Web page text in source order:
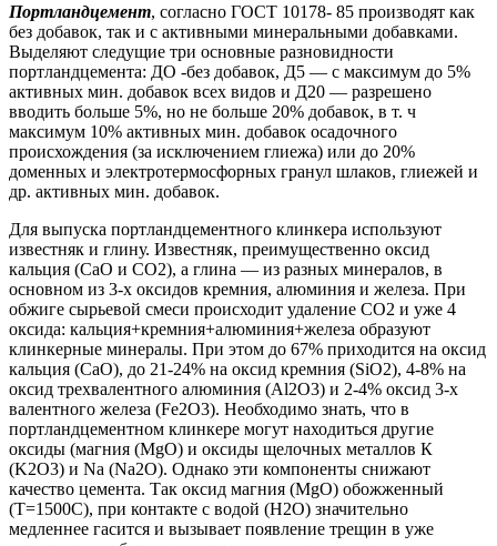
Портландцемент, согласно ГОСТ 10178- 85 производят как
без добавок, так и с активными минеральными добавками.
Выделяют следущие три основные разновидности
портландцемента: ДО -без добавок, Д5 — с максимум до 5%
активных мин. добавок всех видов и Д20 — разрешено
вводить больше 5%, но не больше 20% добавок, в т. ч
максимум 10% активных мин. добавок осадочного
происхождения (за исключением глиежа) или до 20%
доменных и электротермосфорных гранул шлаков, глиежей и
др. активных мин. добавок.
Для выпуска портландцементного клинкера используют
известняк и глину. Известняк, преимущественно оксид
кальция (СаО и СО2), а глина — из разных минералов, в
основном из 3-х оксидов кремния, алюминия и железа. При
обжиге сырьевой смеси происходит удаление СО2 и уже 4
оксида: кальция+кремния+алюминия+железа образуют
клинкерные минералы. При этом до 67% приходится на оксид
кальция (СаО), до 21-24% на оксид кремния (SiO2), 4-8% на
оксид трехвалентного алюминия (Al2O3) и 2-4% оксид 3-х
валентного железа (Fe2O3). Необходимо знать, что в
портландцементном клинкере могут находиться другие
оксиды (магния (MgO) и оксиды щелочных металлов К
(K2O3) и Na (Na2O). Однако эти компоненты снижают
качество цемента. Так оксид магния (MgO) обожженный
(Т=1500С), при контакте с водой (H2O) значительно
медленнее гасится и вызывает появление трещин в уже